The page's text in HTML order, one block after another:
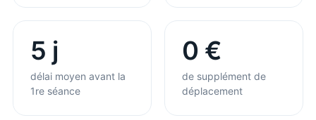
5 j
délai moyen avant la
1re séance
0 €
de supplément de
déplacement